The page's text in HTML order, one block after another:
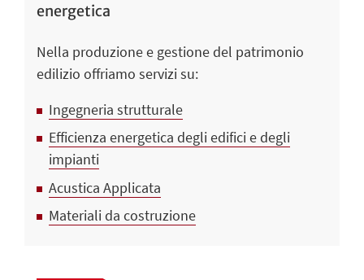
energetica
Nella produzione e gestione del patrimonio
edilizio offriamo servizi su:
Ingegneria strutturale
Efficienza energetica degli edifici e degli
impianti
Acustica Applicata
Materiali da costruzione